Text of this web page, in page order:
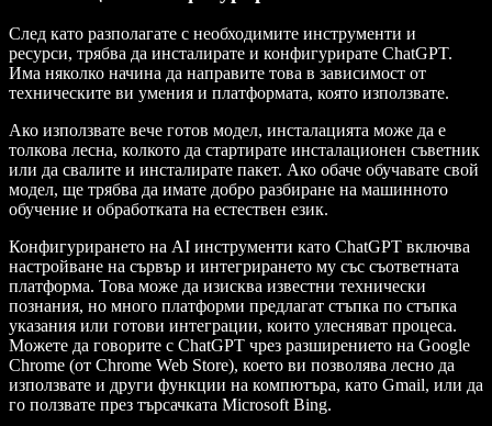
След като разполагате с необходимите инструменти и
ресурси, трябва да инсталирате и конфигурирате ChatGPT.
Има няколко начина да направите това в зависимост от
техническите ви умения и платформата, която използвате.
Ако използвате вече готов модел, инсталацията може да е
толкова лесна, колкото да стартирате инсталационен съветник
или да свалите и инсталирате пакет. Ако обаче обучавате свой
модел, ще трябва да имате добро разбиране на машинното
обучение и обработката на естествен език.
Конфигурирането на AI инструменти като ChatGPT включва
настройване на сървър и интегрирането му със съответната
платформа. Това може да изисква известни технически
познания, но много платформи предлагат стъпка по стъпка
указания или готови интеграции, които улесняват процеса.
Можете да говорите с ChatGPT чрез разширението на Google
Chrome (от Chrome Web Store), което ви позволява лесно да
използвате и други функции на компютъра, като Gmail, или да
го ползвате през търсачката Microsoft Bing.